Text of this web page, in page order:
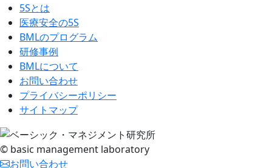
5Sとは
医療安全の5S
BMLのプログラム
研修事例
BMLについて
お問い合わせ
プライバシーポリシー
サイトマップ
© basic management laboratory
お問い合わせ